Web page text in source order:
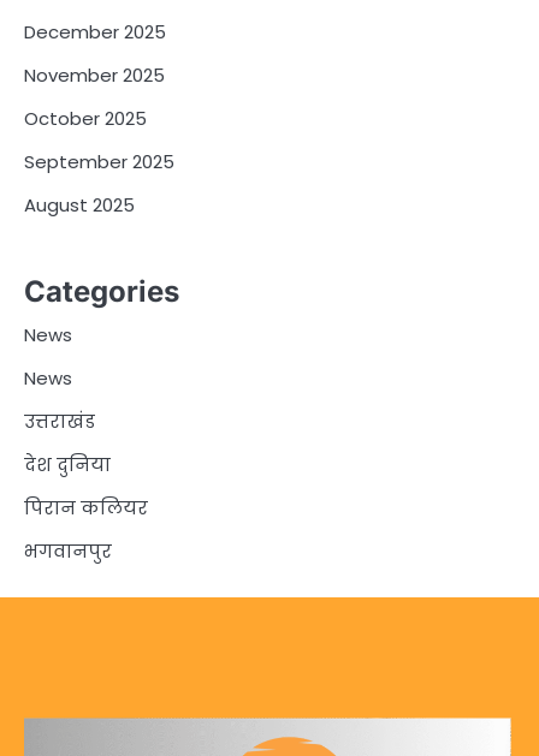
December 2025
November 2025
October 2025
September 2025
August 2025
Categories
News
News
उत्तराखंड
देश दुनिया
पिरान कलियर
भगवानपुर